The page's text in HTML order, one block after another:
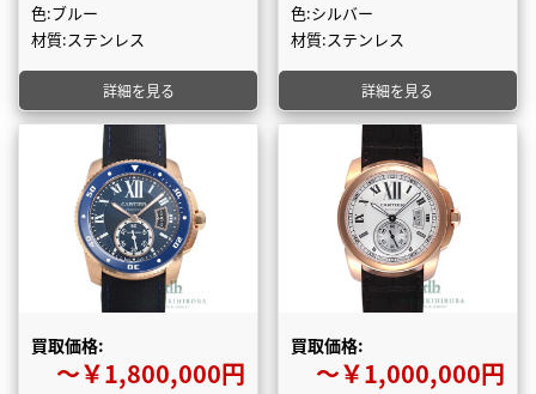
色:ブルー
材質:ステンレス
詳細を見る
色:シルバー
材質:ステンレス
詳細を見る
買取価格:
〜￥1,800,000円
買取価格:
〜￥1,000,000円